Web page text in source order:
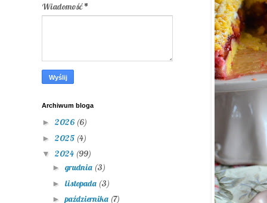
Wiadomość*
Archiwum bloga
► 2026 (6)
► 2025 (4)
▼ 2024 (99)
► grudnia (3)
► listopada (3)
►października (7)